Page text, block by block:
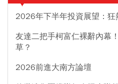
2026年下半年投資展望：
友達二把手柯富仁裸辭內幕
草？
2026前進大南方論壇